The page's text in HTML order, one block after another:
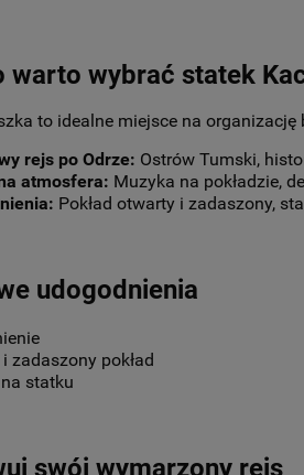
warto wybrać statek
to idealne miejsce na
rejs po Odrze: Ostrów Tumski,
atmosfera: Muzyka na pokładzie,
Pokład otwarty i zadaszony,
udogodnienia
zadaszony pokład
statku
swój wymarzony rejs